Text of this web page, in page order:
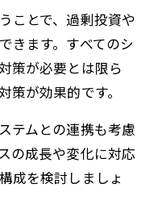
ことで、過剰投資や
きます。すべてのシ
策が必要とは限ら
が効果的です。
テムとの連携も考慮
の成長や変化に対応
成を検討しましょ